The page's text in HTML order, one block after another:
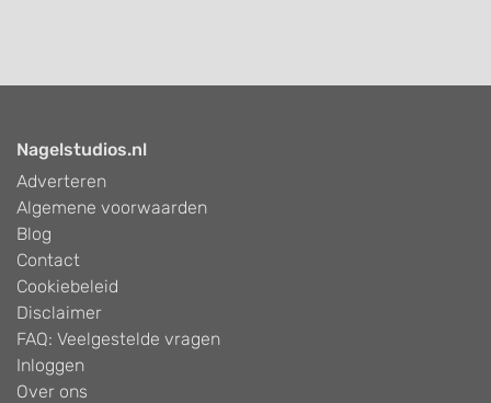
Nagelstudios.nl
Adverteren
Algemene voorwaarden
Blog
Contact
Cookiebeleid
Disclaimer
FAQ: Veelgestelde vragen
Inloggen
Over ons